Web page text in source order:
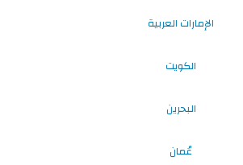
الإمارات العربية
الكويت
البحرين
عُمان